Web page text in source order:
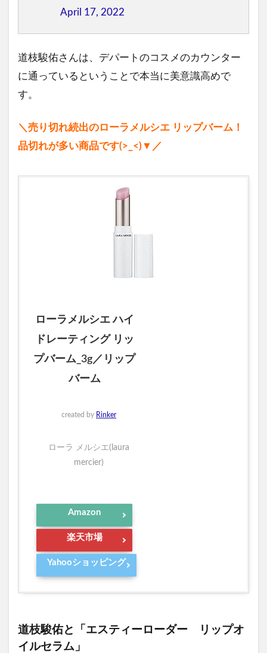
April 17, 2022
道枝駿佑さんは、デパートのコスメのカウンター
に通っているということで本当に美意識高めで
す。
＼売り切れ続出のローラメルシエ リップバーム！
品切れが多い商品です(>_<)▼／
ローラメルシエ ハイ
ドレーティング リッ
プバーム_3g／リップ
バーム
created by Rinker
ローラ メルシエ(laura
mercier)
Amazon
楽天市場
Yahooショッピング
道枝駿佑と「 エスティーローダー リップオ
イルセラム 」